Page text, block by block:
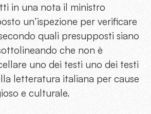
in una nota il ministro
un’ispezione per verificare
quali presupposti siano
che non è
uno dei testi uno dei testi
letteratura italiana per cause
e culturale.